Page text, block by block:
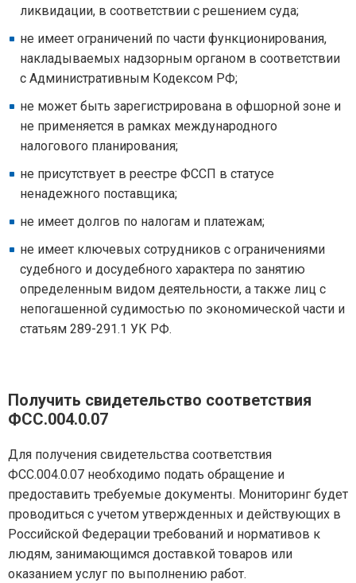
ликвидации, в соответствии с решением суда;
не имеет ограничений по части функционирования,
накладываемых надзорным органом в соответствии
с Административным Кодексом РФ;
не может быть зарегистрирована в офшорной зоне и
не применяется в рамках международного
налогового планирования;
не присутствует в реестре ФССП в статусе
ненадежного поставщика;
не имеет долгов по налогам и платежам;
не имеет ключевых сотрудников с ограничениями
судебного и досудебного характера по занятию
определенным видом деятельности, а также лиц с
непогашенной судимостью по экономической части и
статьям 289-291.1 УК РФ.
Получить свидетельство соответствия
ФСС.004.0.07
Для получения свидетельства соответствия
ФСС.004.0.07 необходимо подать обращение и
предоставить требуемые документы. Мониторинг будет
проводиться с учетом утвержденных и действующих в
Российской Федерации требований и нормативов к
людям, занимающимся доставкой товаров или
оказанием услуг по выполнению работ.